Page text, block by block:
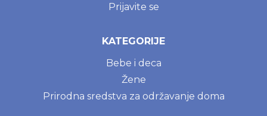
Prijavite se
KATEGORIJE
Bebe i deca
Žene
Prirodna sredstva za održavanje doma